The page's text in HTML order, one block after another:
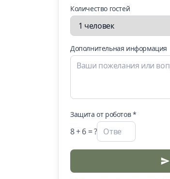
Количество гостей
Дополнительная информация
Защита от роботов *
8+6 = ?